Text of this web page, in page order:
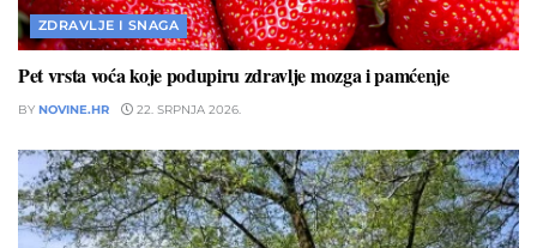
ZDRAVLJE I SNAGA
Pet vrsta voća koje podupiru zdravlje mozga i pamćenje
BY NOVINE.HR 22. SRPNJA 2026.